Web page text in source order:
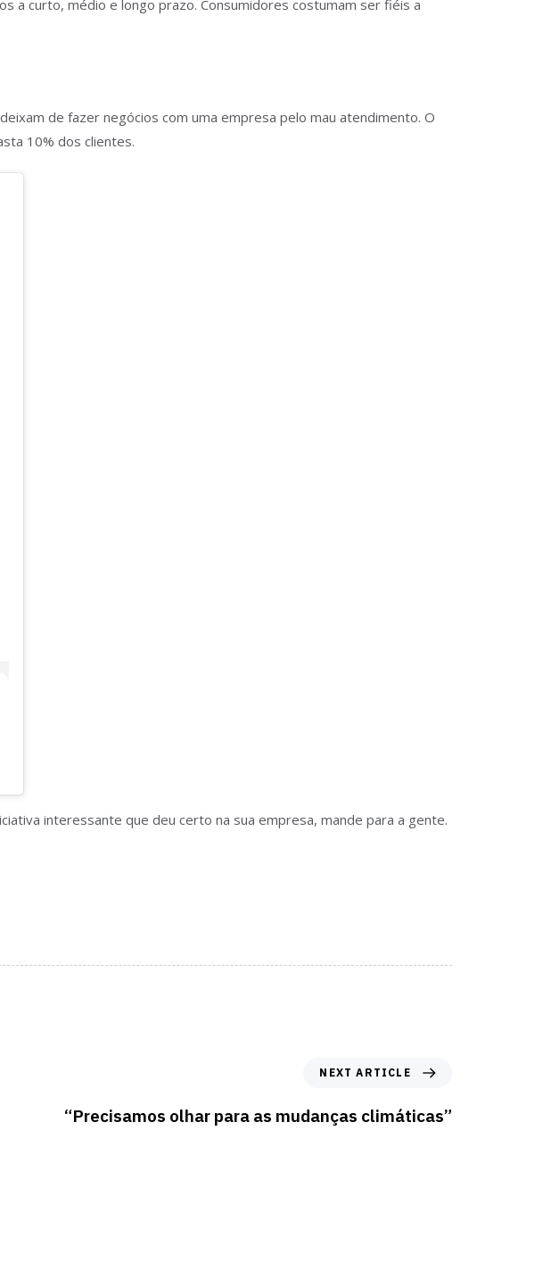
a curto, médio e longo prazo. Consumidores costumam ser fiéis a
de fazer negócios com uma empresa pelo mau atendimento. O
10% dos clientes.
interessante que deu certo na sua empresa, mande para a gente.
NEXT ARTICLE
“Precisamos olhar para as mudanças climáticas”